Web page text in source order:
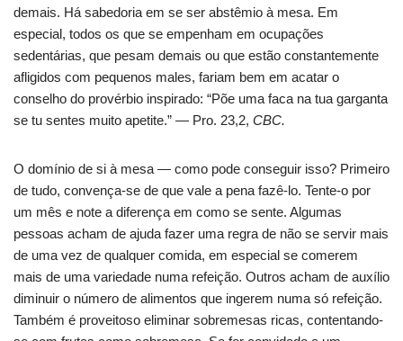
demais. Há sabedoria em se ser abstêmio à mesa. Em
especial, todos os que se empenham em ocupações
sedentárias, que pesam demais ou que estão constantemente
afligidos com pequenos males, fariam bem em acatar o
conselho do provérbio inspirado: “Põe uma faca na tua garganta
se tu sentes muito apetite.” — Pro. 23,2, CBC.
O domínio de si à mesa — como pode conseguir isso? Primeiro
de tudo, convença-se de que vale a pena fazê-lo. Tente-o por
um mês e note a diferença em como se sente. Algumas
pessoas acham de ajuda fazer uma regra de não se servir mais
de uma vez de qualquer comida, em especial se comerem
mais de uma variedade numa refeição. Outros acham de auxílio
diminuir o número de alimentos que ingerem numa só refeição.
Também é proveitoso eliminar sobremesas ricas, contentando-